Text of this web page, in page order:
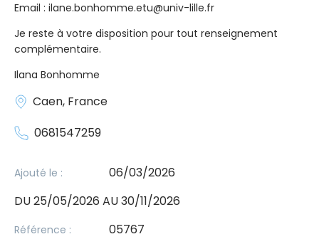
Email : ilane.bonhomme.etu@univ-lille.fr
Je reste à votre disposition pour tout renseignement
complémentaire.
Ilana Bonhomme
Caen, France
0681547259
Ajouté le :
06/03/2026
DU 25/05/2026 AU 30/11/2026
Référence : 05767